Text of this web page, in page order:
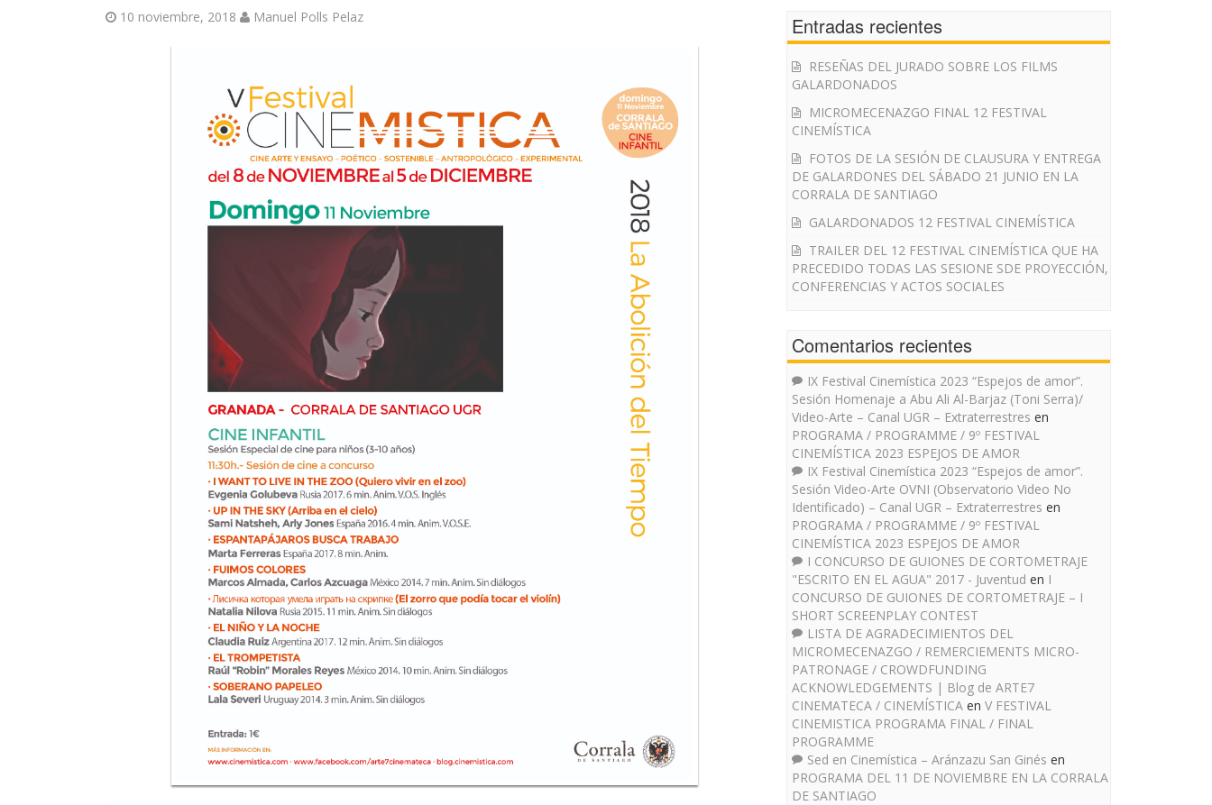
10 noviembre, 2018 Manuel Polls Pelaz Entradas recientes
RESEÑAS DEL JURADO SOBRE LOS FILMS
GALARDONADOS
MICROMECENAZGO FINAL 12 FESTIVAL
CINEMÍSTICA
FOTOS DE LA SESIÓN DE CLAUSURA Y ENTREGA
DE GALARDONES DEL SÁBADO 21 JUNIO EN LA
CORRALA DE SANTIAGO
GALARDONADOS 12 FESTIVAL CINEMÍSTICA
TRAILER DEL 12 FESTIVAL CINEMÍSTICA QUE HA
PRECEDIDO TODAS LAS SESIONE SDE PROYECCIÓN,
CONFERENCIAS Y ACTOS SOCIALES
Comentarios recientes
IX Festival Cinemística 2023 “Espejos de amor”.
Sesión Homenaje a Abu Ali Al-Barjaz (Toni Serra)/
Video-Arte – Canal UGR – Extraterrestres en
PROGRAMA / PROGRAMME / 9º FESTIVAL
CINEMÍSTICA 2023 ESPEJOS DE AMOR
IX Festival Cinemística 2023 “Espejos de amor”.
Sesión Video-Arte OVNI (Observatorio Video No
Identificado) – Canal UGR – Extraterrestres en
PROGRAMA / PROGRAMME / 9º FESTIVAL
CINEMÍSTICA 2023 ESPEJOS DE AMOR
I CONCURSO DE GUIONES DE CORTOMETRAJE
"ESCRITO EN EL AGUA" 2017 - Juventud en I
CONCURSO DE GUIONES DE CORTOMETRAJE – I
SHORT SCREENPLAY CONTEST
LISTA DE AGRADECIMIENTOS DEL
MICROMECENAZGO / REMERCIEMENTS MICRO-
PATRONAGE / CROWDFUNDING
ACKNOWLEDGEMENTS | Blog de ARTE7
CINEMATECA / CINEMÍSTICA en V FESTIVAL
CINEMISTICA PROGRAMA FINAL / FINAL
PROGRAMME
Sed en Cinemística – Aránzazu San Ginés en
PROGRAMA DEL 11 DE NOVIEMBRE EN LA CORRALA
DE SANTIAGO